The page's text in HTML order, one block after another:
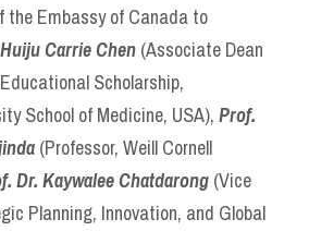
the Embassy of Canada to
Carrie Chen (Associate Dean
Scholarship,
School of Medicine, USA), Prof.
(Professor, Weill Cornell
Dr. Kaywalee Chatdarong (Vice
Planning, Innovation, and Global